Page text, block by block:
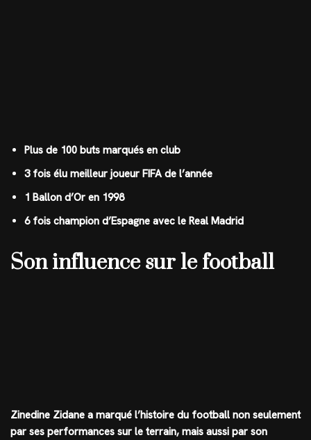
Plus de 100 buts marqués en club
3 fois élu meilleur joueur FIFA de l’année
1 Ballon d’Or en 1998
6 fois champion d’Espagne avec le Real Madrid
Son influence sur le football
Zinedine Zidane a marqué l’histoire du football non seulement
par ses performances sur le terrain, mais aussi par son